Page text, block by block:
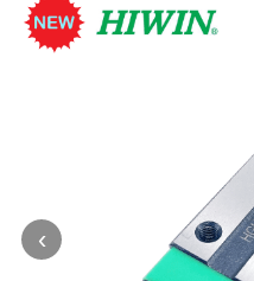
‹